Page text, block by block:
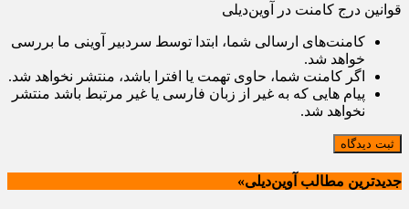
قوانین درج کامنت در آوین‌دیلی
کامنت‌های ارسالی شما، ابتدا توسط سردبیر آوینی ما بررسی
خواهد شد.
اگر کامنت شما، حاوی تهمت یا افترا باشد، منتشر نخواهد شد.
پیام هایی که به غیر از زبان فارسی یا غیر مرتبط باشد منتشر
نخواهد شد.
ثبت دیدگاه
جدیدترین مطالب آوین‌دیلی»